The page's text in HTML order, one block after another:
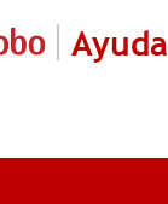
Ayuda